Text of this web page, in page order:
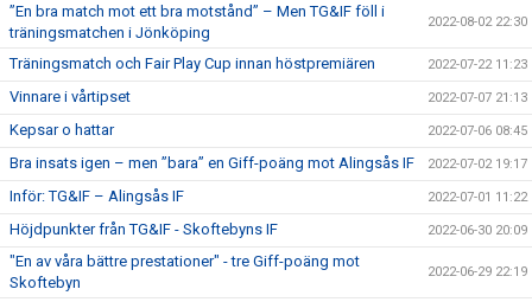
”En bra match mot ett bra motstånd” – Men TG&IF föll i
träningsmatchen i Jönköping
2022-08-02 22:30
Träningsmatch och Fair Play Cup innan höstpremiären 2022-07-22 11:23
Vinnare i vårtipset 2022-07-07 21:13
Kepsar o hattar 2022-07-06 08:45
Bra insats igen – men ”bara” en Giff-poäng mot Alingsås IF 2022-07-02 19:17
Inför: TG&IF – Alingsås IF 2022-07-01 11:22
Höjdpunkter från TG&IF - Skoftebyns IF 2022-06-30 20:09
"En av våra bättre prestationer" - tre Giff-poäng mot
Skoftebyn
2022-06-29 22:19